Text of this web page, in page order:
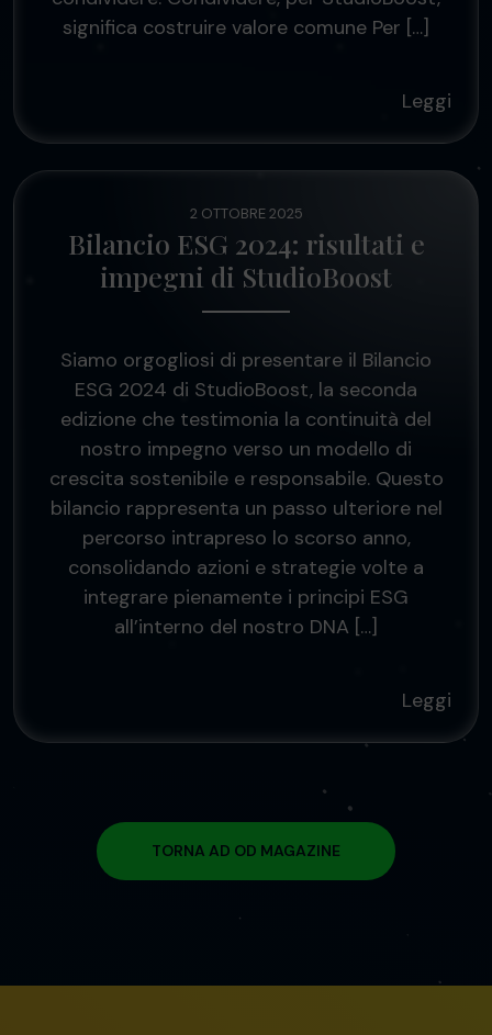
significa costruire valore comune Per […]
Leggi
2 OTTOBRE 2025
Bilancio ESG 2024: risultati e
impegni di StudioBoost
Siamo orgogliosi di presentare il Bilancio
ESG 2024 di StudioBoost, la seconda
edizione che testimonia la continuità del
nostro impegno verso un modello di
crescita sostenibile e responsabile. Questo
bilancio rappresenta un passo ulteriore nel
percorso intrapreso lo scorso anno,
consolidando azioni e strategie volte a
integrare pienamente i principi ESG
all’interno del nostro DNA […]
Leggi
TORNA AD OD MAGAZINE